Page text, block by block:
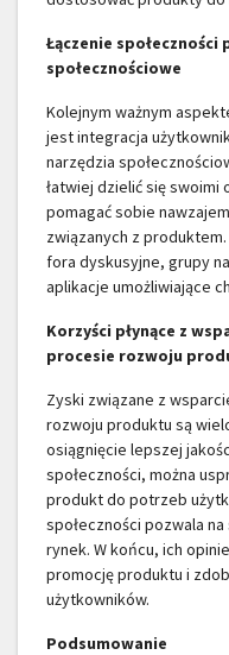
Łączenie społeczności
społecznościowe
Kolejnym ważnym
jest integracja
narzędzia
łatwiej dzielić się swoimi
pomagać sobie
związanych z
fora dyskusyjne, grupy
aplikacje umożliwiające
Korzyści płynące z
procesie rozwoju
Zyski związane z
rozwoju produktu są
osiągnięcie lepszej
społeczności, można
produkt do potrzeb
społeczności pozwala
rynek. W końcu, ich
promocję produktu i
użytkowników.
Podsumowanie